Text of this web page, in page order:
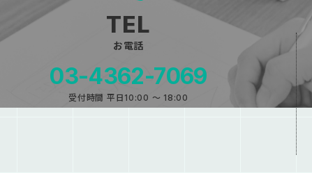
お電話
03-4362-7069
受付時間 平日10:00 〜 18:00